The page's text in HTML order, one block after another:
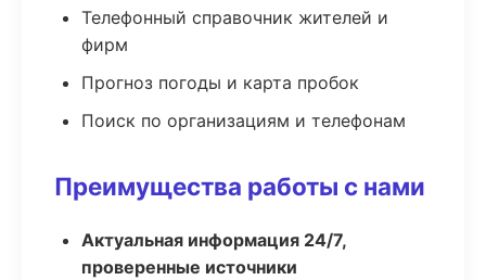
Телефонный справочник жителей и
фирм
Прогноз погоды и карта пробок
Поиск по организациям и телефонам
Преимущества работы с нами
Актуальная информация 24/7,
проверенные источники